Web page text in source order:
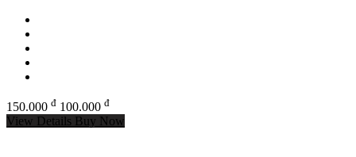
150.000 đ 100.000 đ
View Details Buy Now